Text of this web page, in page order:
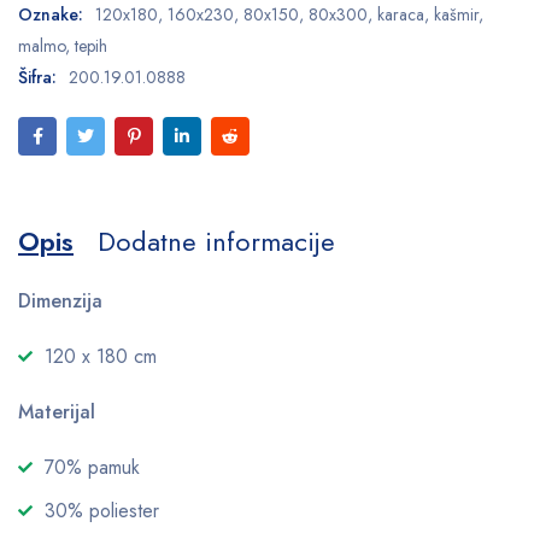
Oznake: 120x180, 160x230, 80x150, 80x300, karaca, kašmir,
malmo,tepih
Šifra: 200.19.01.0888
Opis Dodatne informacije
Dimenzija
120 x 180 cm
Materijal
70% pamuk
30% poliester